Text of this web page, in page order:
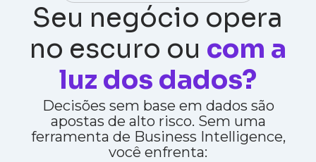
Seu negócio opera
no escuro ou com a
luz dos dados?
Decisões sem base em dados são
apostas de alto risco. Sem uma
ferramenta de Business Intelligence,
você enfrenta: